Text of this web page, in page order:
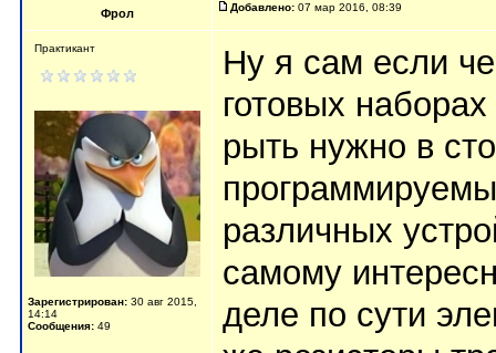
Фрол Добавлено: 07 мар 2016, 08:39
Практикант
Зарегистрирован: 30 авг 2015,
14:14
Сообщения: 49
Ну я сам если
готовых
рыть нужно в
различных
самому
деле по сути